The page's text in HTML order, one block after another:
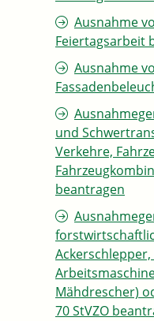
Ausnahme
Feiertagsarbeit
Ausnahme
und
Verkehre,
beantragen
Ackerschlepper,
Mähdrescher)
70 StVZO